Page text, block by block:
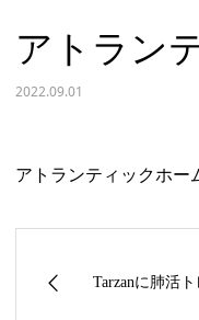
アトラン
2022.09.01
アトランティックホー
Tarzanに肺活